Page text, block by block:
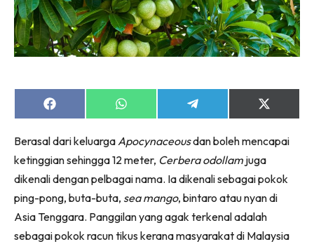
Ruang Makan
Make Over
Bilik Air
Ruang Makan
Menarik Lagi
Casa Impiana
Impiana Makeover
Makeover Ruang Selebriti
Destinasi
Share
on
Share
on
Share
on
Share
on
(Twitter)
Berasal dari keluargaApocynaceousdan boleh mencapai
ketinggian sehingga 12 meter, Cerbera odollam juga
dikenali dengan pelbagai nama. Ia dikenali sebagai pokok
ping-pong, buta-buta, sea mango, bintaro atau nyan di
Asia Tenggara. Panggilan yang agak terkenal adalah
sebagai pokok racun tikus kerana masyarakat di Malaysia